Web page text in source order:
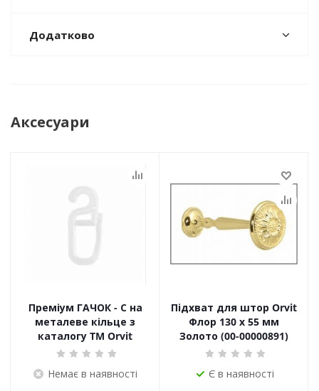
Додатково
Аксесуари
Преміум ГАЧОК - С на
металеве кільце з
каталогу TM Orvit
Немає в наявності
Підхват для штор Orvit
Флор 130 х 55 мм
Золото (00-00000891)
Є в наявності